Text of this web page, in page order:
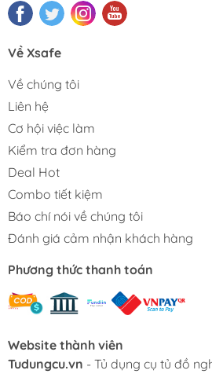
Về Xsafe
Về chúng tôi
Liên hệ
Cơ hội việc làm
Kiểm tra đơn hàng
Deal Hot
Combo tiết kiệm
Báo chí nói về chúng tôi
Đánh giá cảm nhận khách hàng
Phương thức thanh toán
Website thành viên
Tudungcu.vn - Tủ dụng cụ tủ đồ